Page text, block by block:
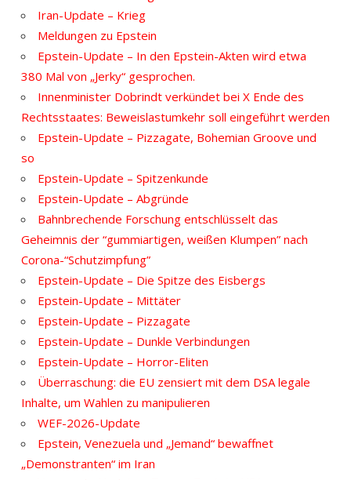
Iran-Update – Krieg
Meldungen zu Epstein
Epstein-Update – In den Epstein-Akten wird etwa
380 Mal von „Jerky“ gesprochen.
Innenminister Dobrindt verkündet bei X Ende des
Rechtsstaates: Beweislastumkehr soll eingeführt werden
Epstein-Update – Pizzagate, Bohemian Groove und
so
Epstein-Update – Spitzenkunde
Epstein-Update – Abgründe
Bahnbrechende Forschung entschlüsselt das
Geheimnis der “gummiartigen, weißen Klumpen” nach
Corona-“Schutzimpfung”
Epstein-Update – Die Spitze des Eisbergs
Epstein-Update – Mittäter
Epstein-Update – Pizzagate
Epstein-Update – Dunkle Verbindungen
Epstein-Update – Horror-Eliten
Überraschung: die EU zensiert mit dem DSA legale
Inhalte, um Wahlen zu manipulieren
WEF-2026-Update
Epstein, Venezuela und „Jemand“ bewaffnet
„Demonstranten“ im Iran